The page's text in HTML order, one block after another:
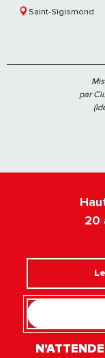
Saint-Sigismond
par
20